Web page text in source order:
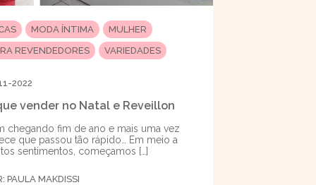
MODA ÍNTIMA
MULHER
REVENDEDORES
VARIEDADES
2022
vender no Natal e Reveillon
chegando fim de ano e mais uma vez
que passou tão rápido… Em meio a
sentimentos, começamos […]
PAULA MAKDISSI